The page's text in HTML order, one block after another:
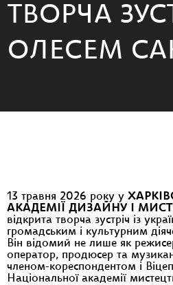
ТВОРЧА
ОЛЕСЕМ
13 травня 2026 року у
АКАДЕМІЇ ДИЗАЙНУ І
відкрита творча зустріч із
громадським і культурним
Він відомий не лише як
оператор, продюсер та
членом-кореспондентом і
Національної академії